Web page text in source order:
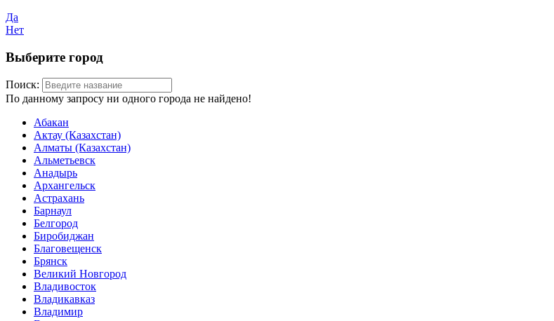
Да
Нет
Выберите город
Поиск:
По данному запросу ни одного города не найдено!
Абакан
Актау (Казахстан)
Алматы (Казахстан)
Альметьевск
Анадырь
Архангельск
Астрахань
Барнаул
Белгород
Биробиджан
Благовещенск
Брянск
Великий Новгород
Владивосток
Владикавказ
Владимир